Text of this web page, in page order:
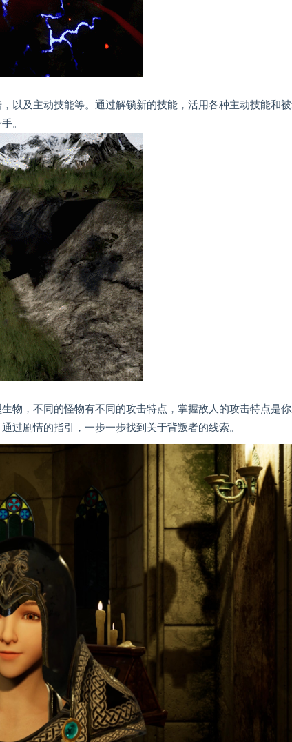
以及主动技能等。通过解锁新的技能，活用各种主动技能和
。
物，不同的怪物有不同的攻击特点，掌握敌人的攻击特点是
过剧情的指引，一步一步找到关于背叛者的线索。